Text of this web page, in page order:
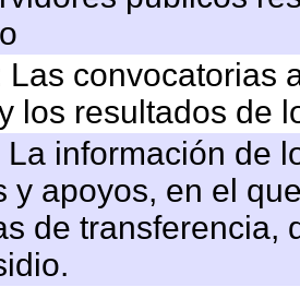
Las convocatorias
los resultados de
La información de
y apoyos, en el
de transferencia,